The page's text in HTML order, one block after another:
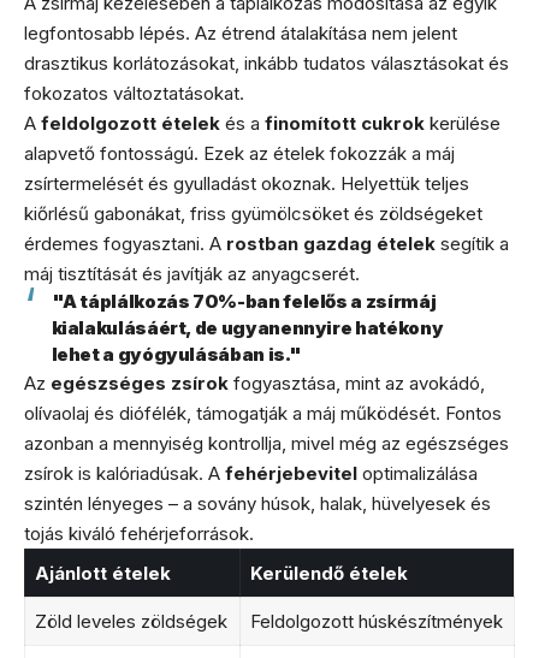
legfontosabb lépés. Az étrend átalakítása nem jelent
drasztikus korlátozásokat, inkább tudatos választásokat és
fokozatos változtatásokat.
A feldolgozott ételek és a finomított cukrok kerülése
alapvető fontosságú. Ezek az ételek fokozzák a máj
zsírtermelését és gyulladást okoznak. Helyettük teljes
kiőrlésű gabonákat, friss gyümölcsöket és zöldségeket
érdemes fogyasztani. A rostban gazdag ételek segítik a
máj tisztítását és javítják az anyagcserét.
"A táplálkozás 70%-ban felelős a zsírmáj
kialakulásáért, de ugyanennyire hatékony
lehet a gyógyulásában is."
Az egészséges zsírok fogyasztása, mint az avokádó,
olívaolaj és diófélék, támogatják a máj működését. Fontos
azonban a mennyiség kontrollja, mivel még az egészséges
zsírok is kalóriadúsak. A fehérjebevitel optimalizálása
szintén lényeges – a sovány húsok, halak, hüvelyesek és
tojás kiváló fehérjeforrások.
Ajánlott ételek
Kerülendő ételek
Zöld leveles zöldségek Feldolgozott húskészítmények